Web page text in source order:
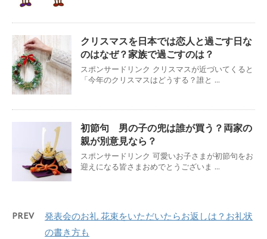
クリスマスを日本では恋人と過ごす日な
のはなぜ？家族で過ごすのは？
スポンサードリンク クリスマスが近づいてくると
「今年のクリスマスはどうする？誰と ...
初節句 男の子の兜は誰が買う？両家の
親が別意見なら？
スポンサードリンク 可愛いお子さまが初節句をお
迎えになる皆さまおめでとうございま ...
PREV
発表会のお礼 花束をいただいたらお返しは？お礼状
の書き方も